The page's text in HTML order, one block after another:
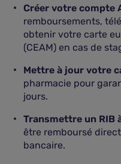
Créer votre compte
remboursements,
obtenir votre carte
(CEAM) en cas de
Mettre à jour votre
pharmacie pour
jours.
Transmettre un RIB
être remboursé
bancaire.